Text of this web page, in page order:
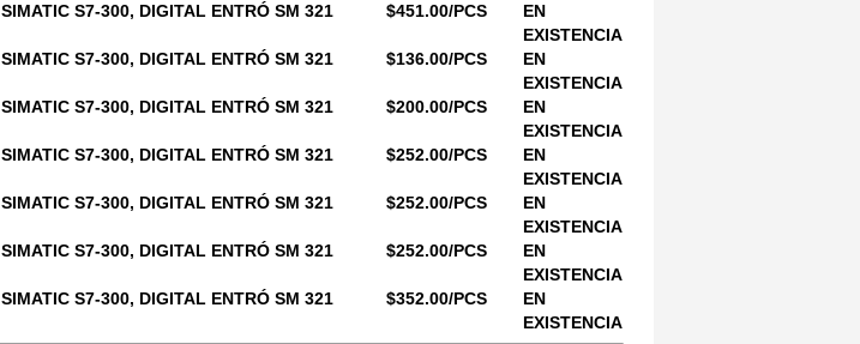
SIMATIC S7-300, DIGITAL ENTRÓ SM 321 $451.00/PCS
EN
EXISTENCIA
SIMATIC S7-300, DIGITAL ENTRÓ SM 321 $136.00/PCS
EN
EXISTENCIA
SIMATIC S7-300, DIGITAL ENTRÓ SM 321 $200.00/PCS
EN
EXISTENCIA
SIMATIC S7-300, DIGITAL ENTRÓ SM 321 $252.00/PCS
EN
EXISTENCIA
SIMATIC S7-300, DIGITAL ENTRÓ SM 321 $252.00/PCS
EN
EXISTENCIA
SIMATIC S7-300, DIGITAL ENTRÓ SM 321 $252.00/PCS
EN
EXISTENCIA
SIMATIC S7-300, DIGITAL ENTRÓ SM 321 $352.00/PCS
EN
EXISTENCIA